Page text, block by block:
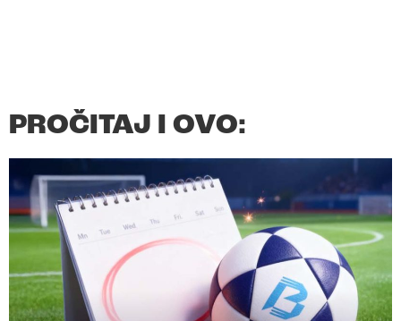
PROČITAJ I OVO: